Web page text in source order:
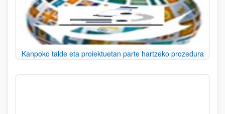
Kanpoko talde eta proiektuetan parte hartzeko prozedura